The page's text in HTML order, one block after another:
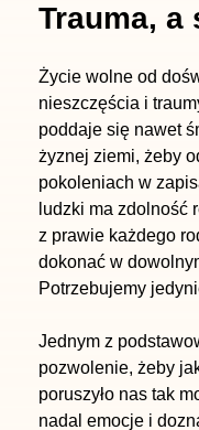
Trauma, a
Życie wolne od
nieszczęścia i
poddaje się nawet
żyznej ziemi, żeby
pokoleniach w
ludzki ma zdolność
z prawie każdego
dokonać w
Potrzebujemy
Jednym z
pozwolenie, żeby
poruszyło nas tak
nadal emocje i